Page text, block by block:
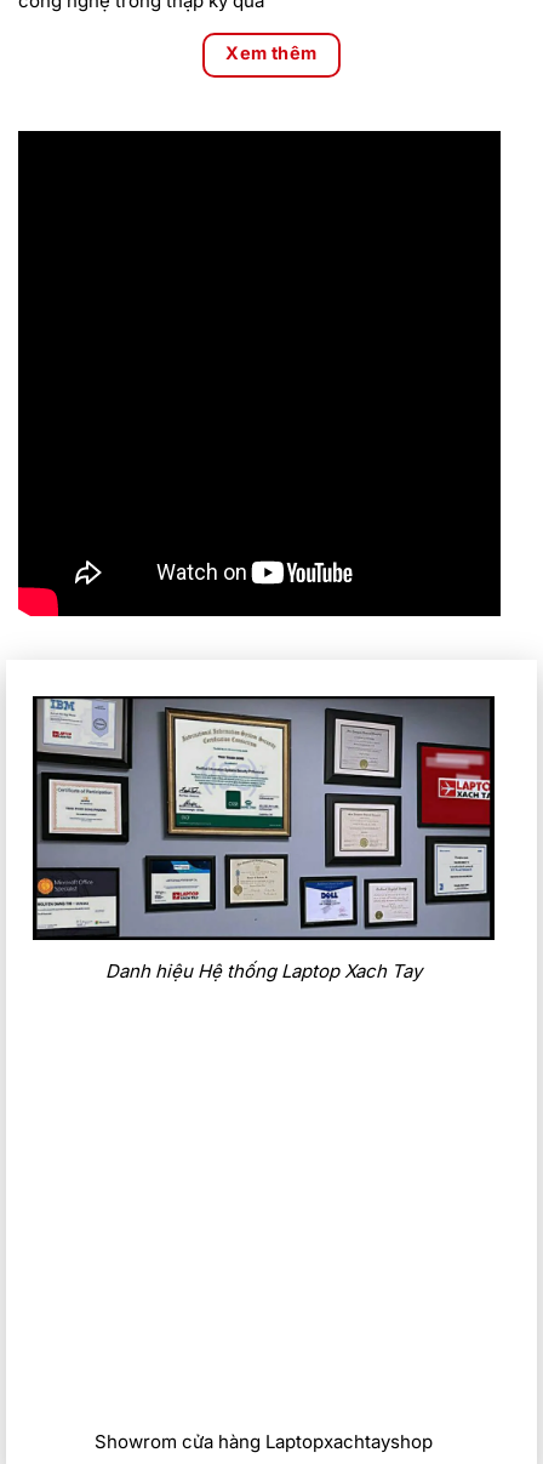
Xem thêm
Danh hiệu Hệ thống Laptop Xach Tay
Showrom cửa hàng Laptopxachtayshop